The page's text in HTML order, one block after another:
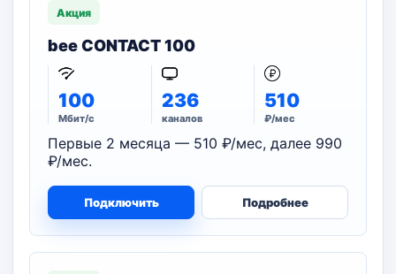
Акция
bee CONTACT 100
100
Мбит/с
236
каналов
510
₽/мес
Первые 2 месяца — 510 ₽/мес, далее 990
₽/мес.
Подключить Подробнее